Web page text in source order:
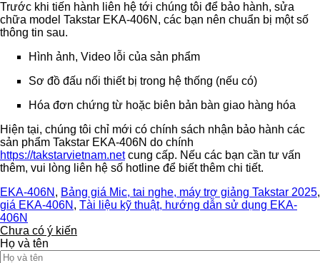
Trước khi tiến hành liên hệ tới chúng tôi để bảo hành, sửa
chữa model Takstar EKA-406N, các bạn nên chuẩn bị một số
thông tin sau.
Hình ảnh, Video lỗi của sản phẩm
Sơ đồ đấu nối thiết bị trong hệ thống (nếu có)
Hóa đơn chứng từ hoặc biên bản bàn giao hàng hóa
Hiện tại, chúng tôi chỉ mới có chính sách nhận bảo hành các
sản phẩm Takstar EKA-406N do chính
https://takstarvietnam.netcung cấp. Nếu các bạn cần tư vấn
thêm, vui lòng liên hệ số hotline để biết thêm chi tiết.
EKA-406N , Bảng giá Mic, tai nghe, máy trợ giảng Takstar 2025,
giá EKA-406N , Tài liệu kỹ thuật, hướng dẫn sử dụng EKA-
406N
Chưa có ý kiến
Họ và tên